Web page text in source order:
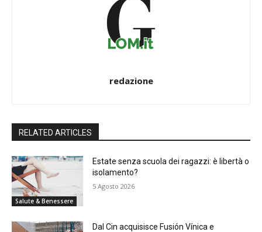
redazione
RELATED ARTICLES
Salute & Benessere
Estate senza scuola dei ragazzi: è libertà o
isolamento?
5 Agosto 2026
Dal Cin acquisisce Fusión Vínica e